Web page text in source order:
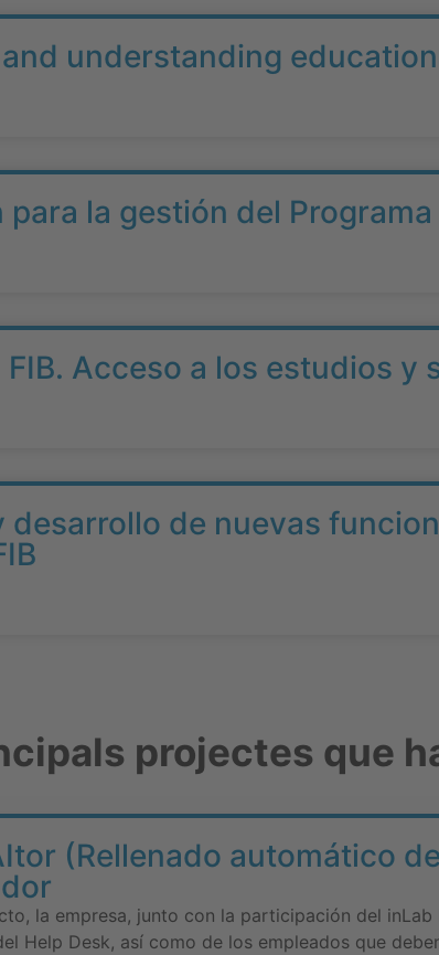
understanding
la gestión del
Acceso a los estudios y
desarrollo de nuevas
projectes que
(Rellenado automático
la empresa, junto con la participación del
Help Desk, así como de los empleados que